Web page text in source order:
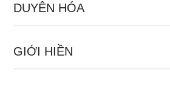
DUYÊN HÓA
GIỚI HIỀN